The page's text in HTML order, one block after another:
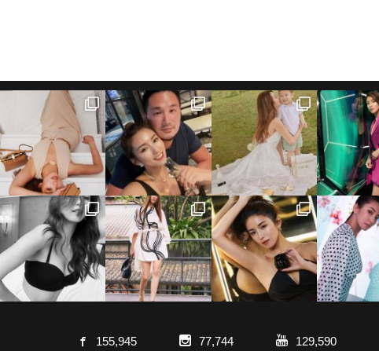
155,945 77,744 129,590